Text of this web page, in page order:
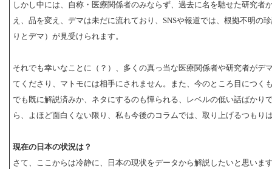
しかし中には、自称・医療関係者のみならず、過去に名を馳せた研究者
え、品を変え、デマは未だに流れており、SNSや報道では、根拠不明の
りとデマ）が見受けられます。
それでも幸いなことに（？）、多くの真っ当な医療関係者や研究者がデ
てくださり、マトモには相手にされません。また、今のところ目につく
でも既に解説済みか、ネタにするのも憚られる、レベルの低い話ばかり
ら、よほど面白くない限り、私も今後のコラムでは、取り上げるつもり
現在の日本の状況は？
さて、ここからは冷静に、日本の現状をデータから解説したいと思いま